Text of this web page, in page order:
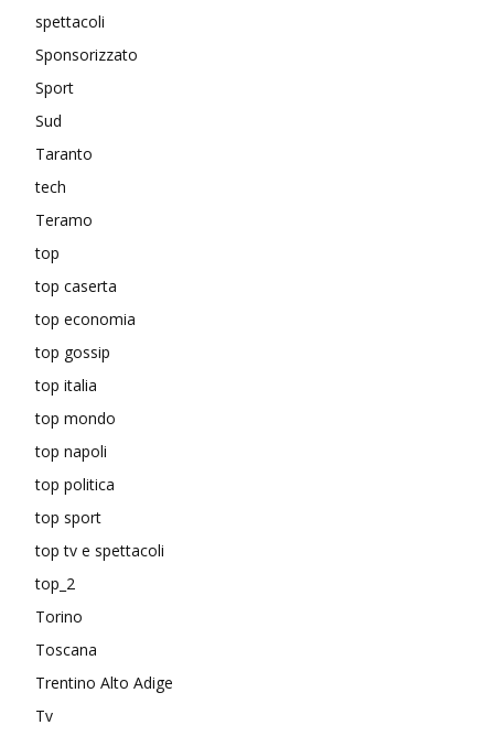
spettacoli
Sponsorizzato
Sport
Sud
Taranto
tech
Teramo
top
top caserta
top economia
top gossip
top italia
top mondo
top napoli
top politica
top sport
top tv e spettacoli
top_2
Torino
Toscana
Trentino Alto Adige
Tv